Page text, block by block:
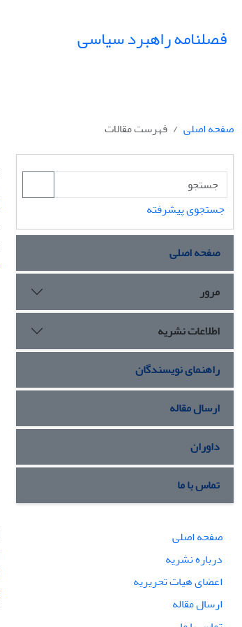
فصلنامه راهبرد سیاسی
صفحه اصلی
فهرست مقالات
جستجوی پیشرفته
صفحه اصلی
مرور
اطلاعات نشریه
راهنمای نویسندگان
ارسال مقاله
داوران
تماس با ما
صفحه اصلی
درباره نشریه
اعضای هیات تحریریه
ارسال مقاله